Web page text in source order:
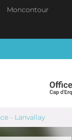
Moncontour
- Lanvallay